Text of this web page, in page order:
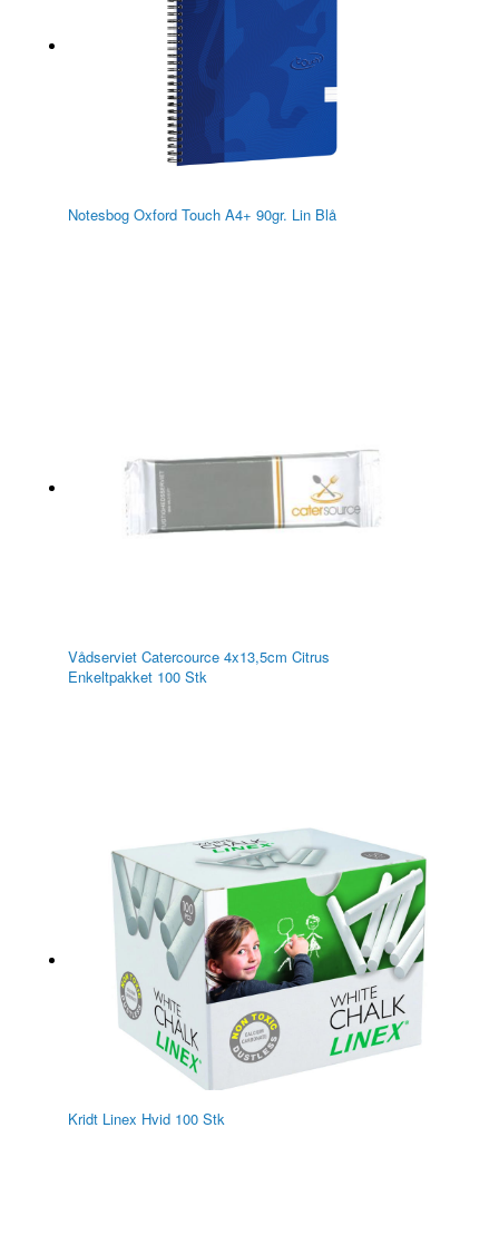
Notesbog Oxford Touch A4+ 90gr. Lin Blå
Vådserviet Catercource 4x13,5cm Citrus
Enkeltpakket 100 Stk
Kridt Linex Hvid 100 Stk